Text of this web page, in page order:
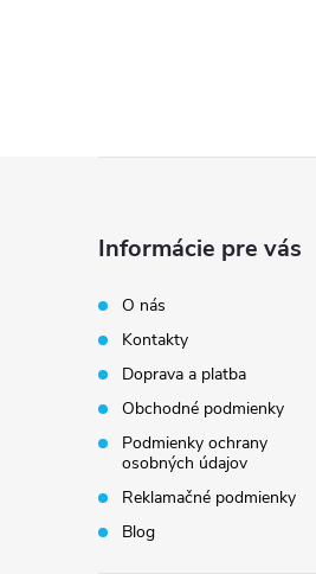
Informácie pre vás
O nás
Kontakty
Doprava a platba
Obchodné podmienky
Podmienky ochrany
osobných údajov
Reklamačné podmienky
Blog